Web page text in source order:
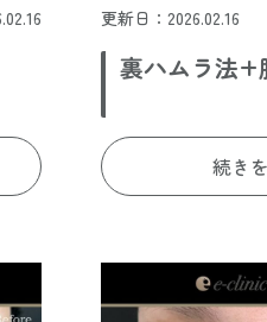
更新日：2026.02.16
裏ハムラ法+
続き